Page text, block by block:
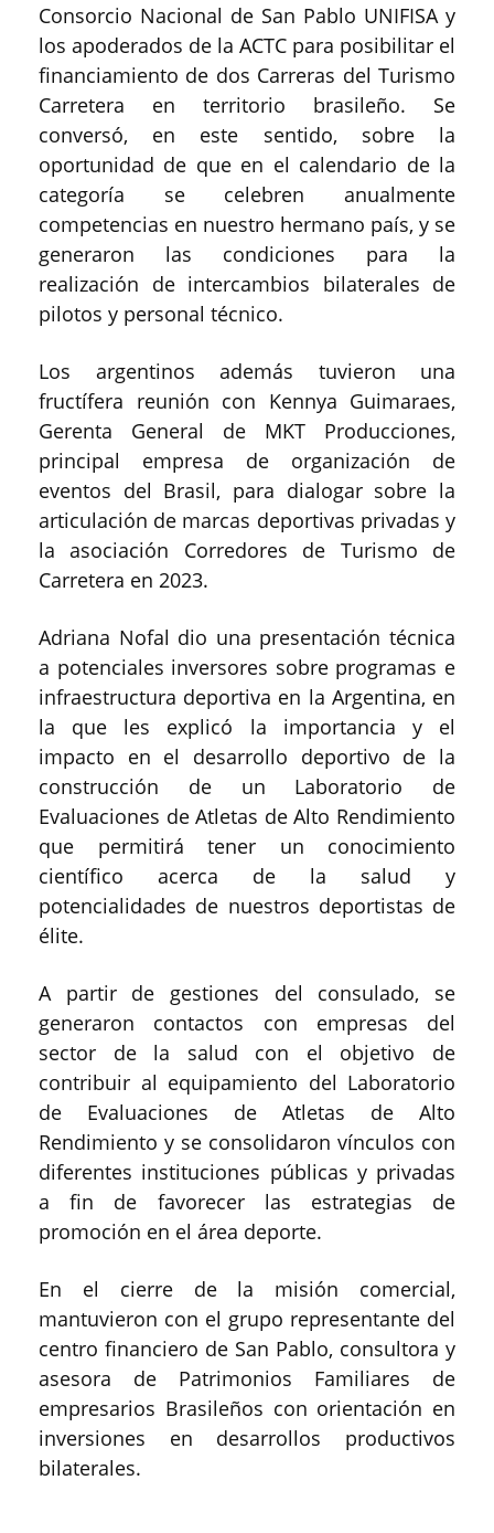
Consorcio Nacional de San Pablo UNIFISA y
los apoderados de la ACTC para posibilitar el
financiamiento de dos Carreras del Turismo
Carretera en territorio brasileño. Se
conversó, en este sentido, sobre la
oportunidad de que en el calendario de la
categoría se celebren anualmente
competencias en nuestro hermano país, y se
generaron las condiciones para la
realización de intercambios bilaterales de
pilotos y personal técnico.
Los argentinos además tuvieron una
fructífera reunión con Kennya Guimaraes,
Gerenta General de MKT Producciones,
principal empresa de organización de
eventos del Brasil, para dialogar sobre la
articulación de marcas deportivas privadas y
la asociación Corredores de Turismo de
Carretera en 2023.
Adriana Nofal dio una presentación técnica
a potenciales inversores sobre programas e
infraestructura deportiva en la Argentina, en
la que les explicó la importancia y el
impacto en el desarrollo deportivo de la
construcción de un Laboratorio de
Evaluaciones de Atletas de Alto Rendimiento
que permitirá tener un conocimiento
científico acerca de la salud y
potencialidades de nuestros deportistas de
élite.
A partir de gestiones del consulado, se
generaron contactos con empresas del
sector de la salud con el objetivo de
contribuir al equipamiento del Laboratorio
de Evaluaciones de Atletas de Alto
Rendimiento y se consolidaron vínculos con
diferentes instituciones públicas y privadas
a fin de favorecer las estrategias de
promoción en el área deporte.
En el cierre de la misión comercial,
mantuvieron con el grupo representante del
centro financiero de San Pablo, consultora y
asesora de Patrimonios Familiares de
empresarios Brasileños con orientación en
inversiones en desarrollos productivos
bilaterales.